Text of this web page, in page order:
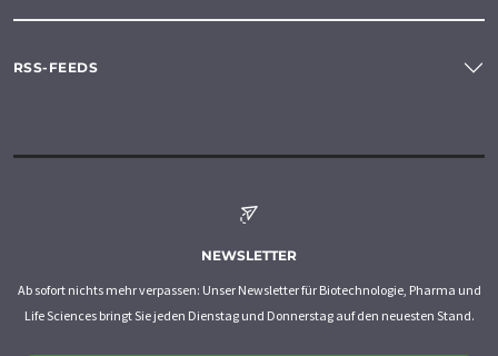
RSS-FEEDS
NEWSLETTER
Ab sofort nichts mehr verpassen: Unser Newsletter für Biotechnologie, Pharma und
Life Sciences bringt Sie jeden Dienstag und Donnerstag auf den neuesten Stand.